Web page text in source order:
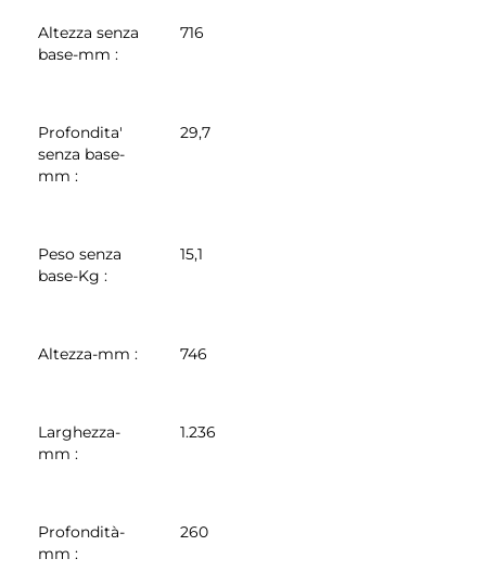
Altezza senza
base-mm :
716
Profondita'
senza base-
mm :
29,7
Peso senza
base-Kg :
15,1
Altezza-mm : 746
Larghezza-
mm :
1.236
Profondità-
mm :
260